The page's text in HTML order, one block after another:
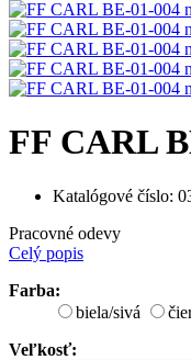
FF CARL
Katalógové číslo:
Pracovné odevy
Celý popis
Farba:
biela/sivá
Veľkosť: